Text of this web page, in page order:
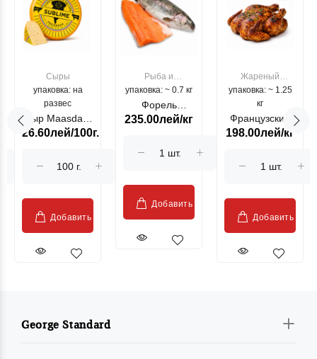
Сыры
упаковка: на
развес
Сыр Maasdam
Sublime Cow
26.60лей/100г.
Добавить
Рыба и
морепродукты
упаковка: ~ 0.7 кг
Форель
лососевая
Moldovenesc"
235.00лей/кг
Добавить
Жареный
цыпленок
упаковка: ~ 1.25
кг
Французский
гриль, кг
198.00лей/кг
Добавить
George Standard